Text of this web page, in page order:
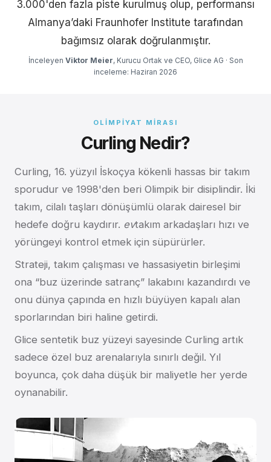
3.000'den fazla piste kurulmuş olup, performansı
Almanya’daki Fraunhofer Institute tarafından
bağımsız olarak doğrulanmıştır.
İnceleyen Viktor Meier, Kurucu Ortak ve CEO, Glice AG · Son
inceleme: Haziran 2026
OLIMPIYAT MIRASI
Curling Nedir?
Curling, 16. yüzyıl İskoçya kökenli hassas bir takım
sporudur ve 1998'den beri Olimpik bir disiplindir. İki
takım, cilalı taşları dönüşümlü olarak dairesel bir
hedefe doğru kaydırır. evtakım arkadaşları hızı ve
yörüngeyi kontrol etmek için süpürürler.
Strateji, takım çalışması ve hassasiyetin birleşimi
ona “buz üzerinde satranç” lakabını kazandırdı ve
onu dünya çapında en hızlı büyüyen kapalı alan
sporlarından biri haline getirdi.
Glice sentetik buz yüzeyi sayesinde Curling artık
sadece özel buz arenalarıyla sınırlı değil. Yıl
boyunca, çok daha düşük bir maliyetle her yerde
oynanabilir.